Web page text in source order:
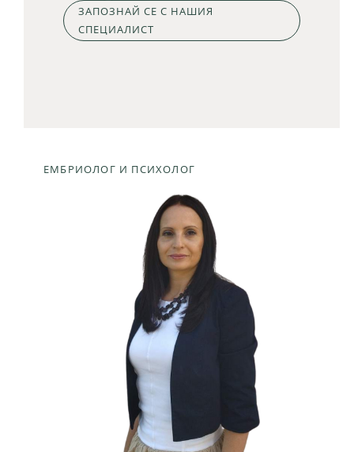
ЗАПОЗНАЙ СЕ С НАШИЯ
СПЕЦИАЛИСТ
ЕМБРИОЛОГ И ПСИХОЛОГ